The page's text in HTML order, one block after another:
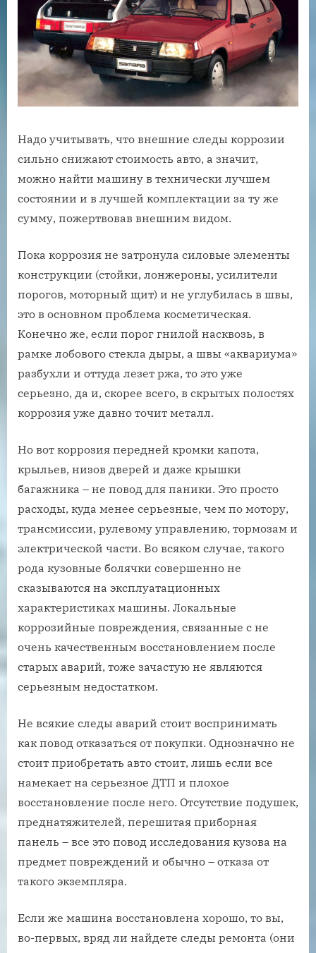
Надо учитывать, что внешние следы коррозии
сильно снижают стоимость авто, а значит,
можно найти машину в технически лучшем
состоянии и в лучшей комплектации за ту же
сумму, пожертвовав внешним видом.
Пока коррозия не затронула силовые элементы
конструкции (стойки, лонжероны, усилители
порогов, моторный щит) и не углубилась в швы,
это в основном проблема косметическая.
Конечно же, если порог гнилой насквозь, в
рамке лобового стекла дыры, а швы «аквариума»
разбухли и оттуда лезет ржа, то это уже
серьезно, да и, скорее всего, в скрытых полостях
коррозия уже давно точит металл.
Но вот коррозия передней кромки капота,
крыльев, низов дверей и даже крышки
багажника – не повод для паники. Это просто
расходы, куда менее серьезные, чем по мотору,
трансмиссии, рулевому управлению, тормозам и
электрической части. Во всяком случае, такого
рода кузовные болячки совершенно не
сказываются на эксплуатационных
характеристиках машины. Локальные
коррозийные повреждения, связанные с не
очень качественным восстановлением после
старых аварий, тоже зачастую не являются
серьезным недостатком.
Не всякие следы аварий стоит воспринимать
как повод отказаться от покупки. Однозначно не
стоит приобретать авто стоит, лишь если все
намекает на серьезное ДТП и плохое
восстановление после него. Отсутствие подушек,
преднатяжителей, перешитая приборная
панель – все это повод исследования кузова на
предмет повреждений и обычно – отказа от
такого экземпляра.
Если же машина восстановлена хорошо, то вы,
во-первых, вряд ли найдете следы ремонта (они